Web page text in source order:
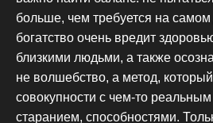
больше, чем требуется на
богатство очень вредит
близкими людьми, а также
не волшебство, а метод, который
совокупности с чем-то
старанием, способностями.